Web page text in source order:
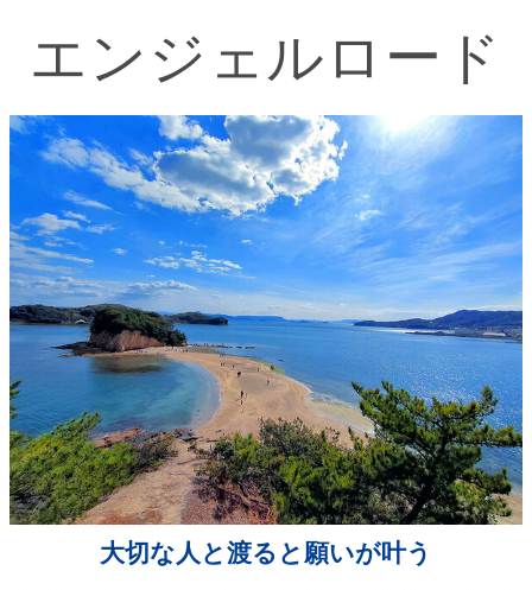
エンジェルロード
大切な人と渡ると願いが叶う